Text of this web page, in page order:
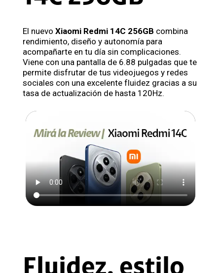
El nuevo Xiaomi Redmi 14C 256GB combina
rendimiento, diseño y autonomía para
acompañarte en tu día sin complicaciones.
Viene con una pantalla de 6.88 pulgadas que te
permite disfrutar de tus videojuegos y redes
sociales con una excelente fluidez gracias a su
tasa de actualización de hasta 120Hz.